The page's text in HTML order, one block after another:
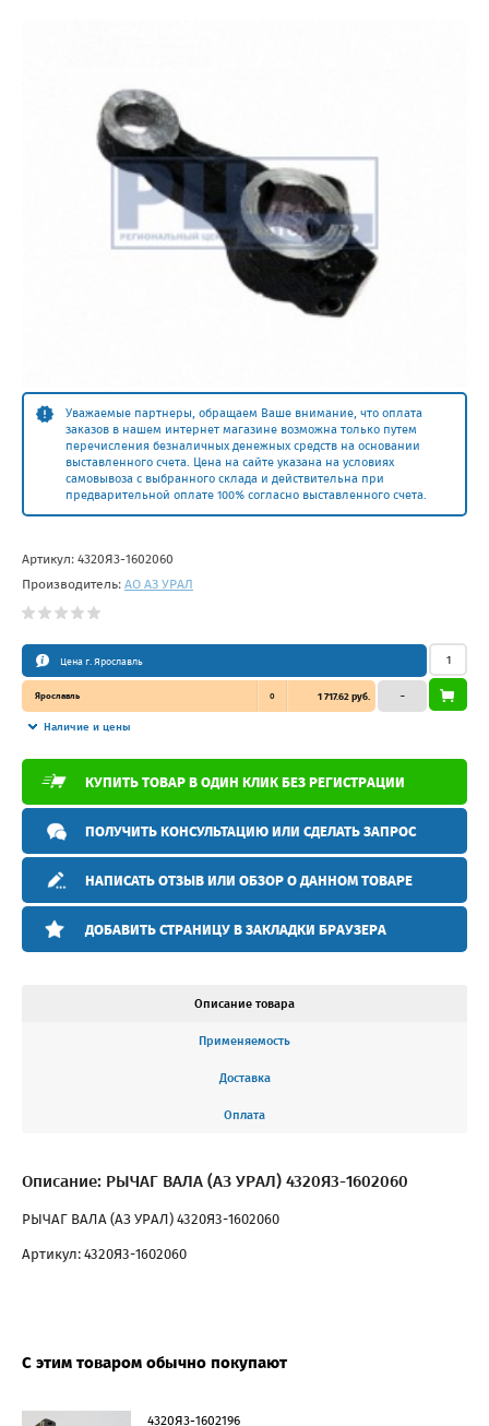
Уважаемые партнеры, обращаем Ваше внимание, что оплата
заказов в нашем интернет магазине возможна только путем
перечисления безналичных денежных средств на основании
выставленного счета. Цена на сайте указана на условиях
самовывоза с выбранного склада и действительна при
предварительной оплате 100% согласно выставленного счета.
Артикул: 4320Я3-1602060
Производитель: АО АЗ УРАЛ
Цена г. Ярославль
Ярославль 0 1 717.62 руб.
Наличие и цены
–
КУПИТЬ ТОВАР В ОДИН КЛИК БЕЗ РЕГИСТРАЦИИ
ПОЛУЧИТЬ КОНСУЛЬТАЦИЮ ИЛИ СДЕЛАТЬ ЗАПРОС
НАПИСАТЬ ОТЗЫВ ИЛИ ОБЗОР О ДАННОМ ТОВАРЕ
ДОБАВИТЬ СТРАНИЦУ В ЗАКЛАДКИ БРАУЗЕРА
Описание товара
Применяемость
Доставка
Оплата
Описание: РЫЧАГ ВАЛА (АЗ УРАЛ) 4320Я3-1602060
РЫЧАГ ВАЛА (АЗ УРАЛ) 4320Я3-1602060
Артикул: 4320Я3-1602060
С этим товаром обычно покупают
4320Я3-1602196